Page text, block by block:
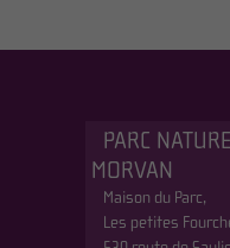
PARC
MORVAN
Maison du Parc,
Les petites